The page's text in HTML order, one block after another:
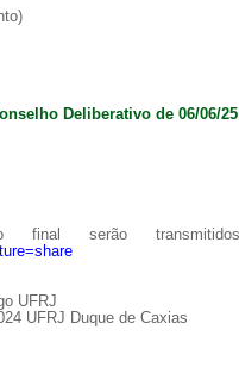
Deliberativo de 06/06/25
final serão
UFRJ
UFRJ Duque de Caxias